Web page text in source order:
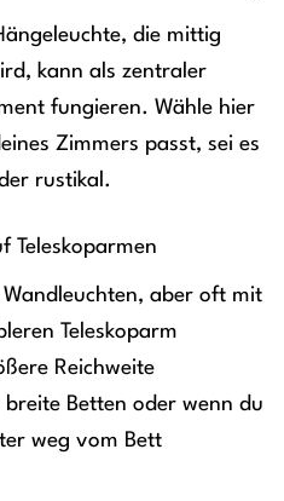
die mittig
kann als zentraler
fungieren. Wähle hier
Zimmers passt, sei es
rustikal.
Teleskoparmen
aber oft mit
Teleskoparm
Reichweite
Betten oder wenn du
weg vom Bett